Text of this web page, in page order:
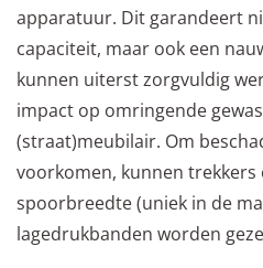
apparatuur. Dit garandeert
capaciteit, maar ook een
kunnen uiterst zorgvuldig
impact op omringende
(straat)meubilair. Om
voorkomen, kunnen trekkers
spoorbreedte (uniek in de
lagedrukbanden worden